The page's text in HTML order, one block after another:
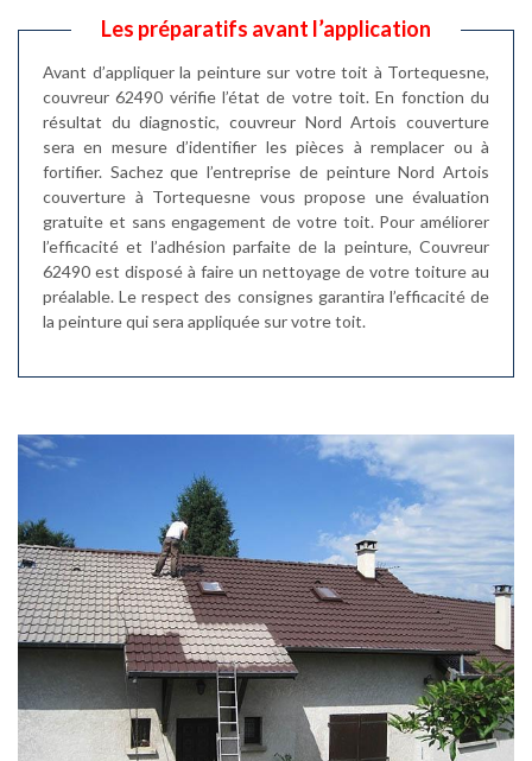
Les préparatifs avant l’application
Avant d’appliquer la peinture sur votre toit à Tortequesne,
couvreur 62490 vérifie l’état de votre toit. En fonction du
résultat du diagnostic, couvreur Nord Artois couverture
sera en mesure d’identifier les pièces à remplacer ou à
fortifier. Sachez que l’entreprise de peinture Nord Artois
couverture à Tortequesne vous propose une évaluation
gratuite et sans engagement de votre toit. Pour améliorer
l’efficacité et l’adhésion parfaite de la peinture, Couvreur
62490 est disposé à faire un nettoyage de votre toiture au
préalable. Le respect des consignes garantira l’efficacité de
la peinture qui sera appliquée sur votre toit.